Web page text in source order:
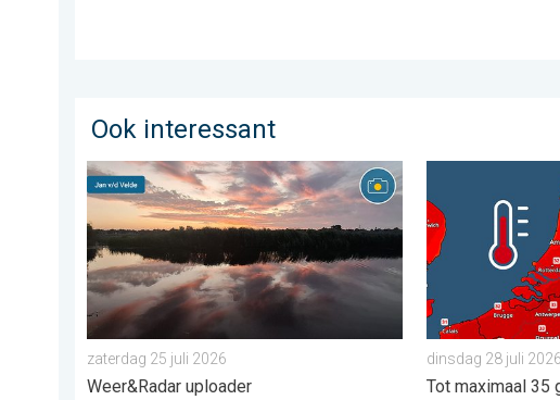
Ook interessant
Stuur jouw weerfoto van de week!. Weer&Radar uploader. . .
zaterdag 25 juli 2026
Weer&Radar uploader
Woensdag
dinsdag 28 juli 2026
Tot maximaal 35